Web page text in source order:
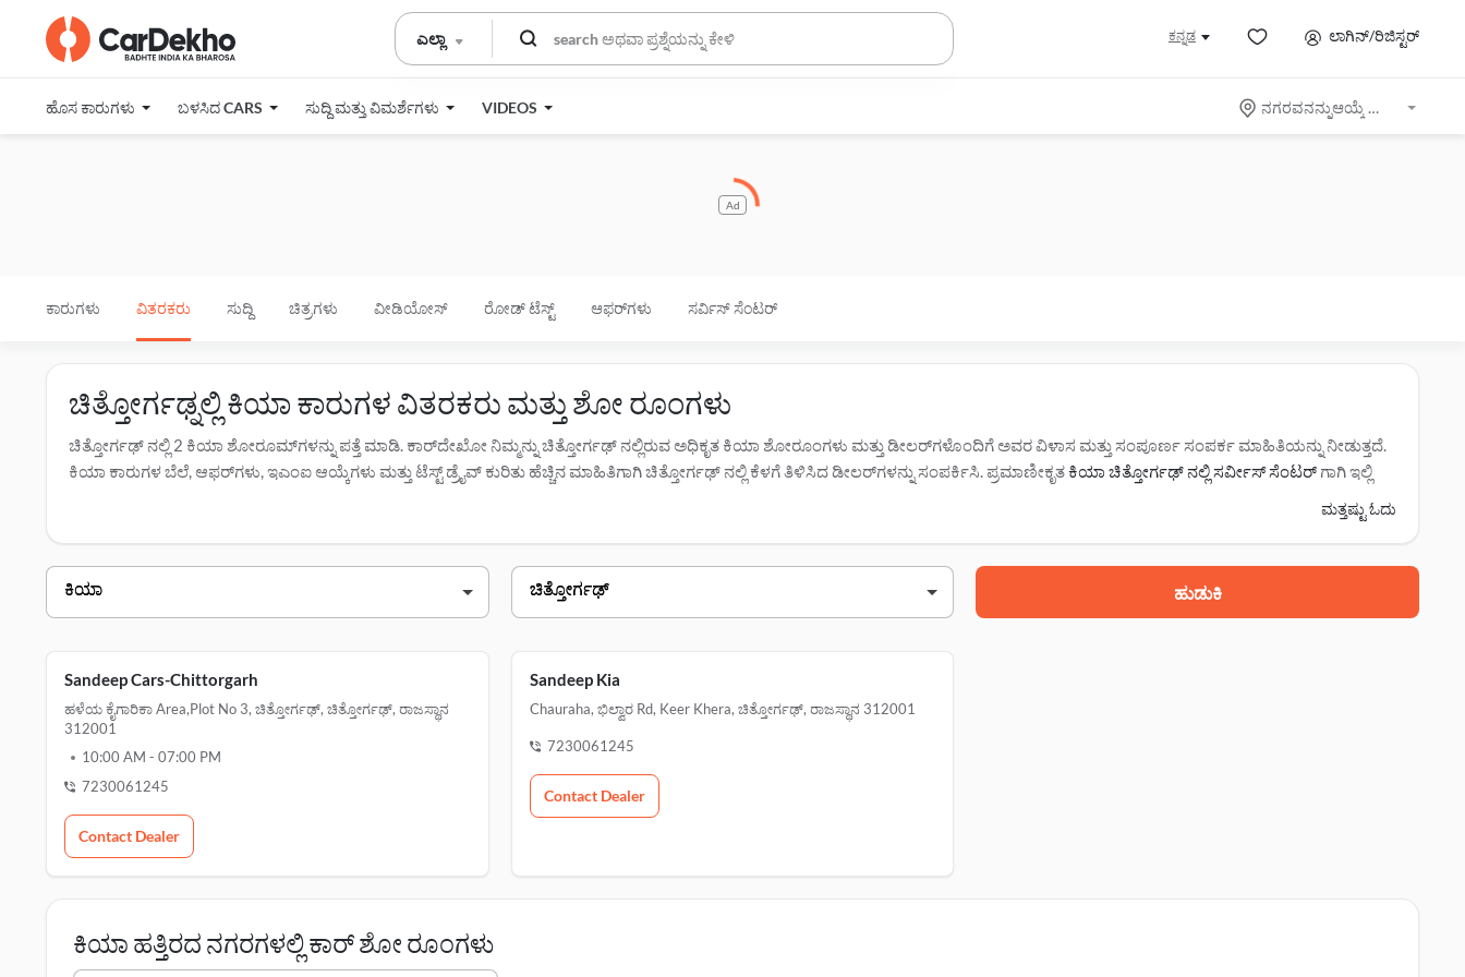
ಎಲ್ಲಾ ಕನ್ನಡ ಲಾಗಿನ್/ರಿಜಿಸ್ಟರ್
ಹೊಸ ಕಾರುಗಳು ಬಳಸಿದ CARS ಸುದ್ದಿ ಮತ್ತು ವಿಮರ್ಶೆಗಳು VIDEOS ನಗರವನನ್ನುಆಯ್ಕೆ ಮಾಡಿ
Ad
ಕಾರುಗಳು ವಿತರಕರು ಸುದ್ದಿ ಚಿತ್ರಗಳು ವೀಡಿಯೋಸ್ ರೋಡ್ ಟೆಸ್ಟ್ ಆಫರ್‌ಗಳು ಸರ್ವಿಸ್ ಸೆಂಟರ್
ಚಿತ್ತೋರ್ಗಢ್ನಲ್ಲಿ ಕಿಯಾ ಕಾರುಗಳ ವಿತರಕರು ಮತ್ತು ಶೋ ರೂಂಗಳು
ಚಿತ್ತೋರ್ಗಢ್ ನಲ್ಲಿ 2 ಕಿಯಾ ಶೋರೂಮ್‌ಗಳನ್ನು ಪತ್ತೆ ಮಾಡಿ. ಕಾರ್‌ದೇಖೋ ನಿಮ್ಮನ್ನು ಚಿತ್ತೋರ್ಗಢ್ ನಲ್ಲಿರುವ ಅಧಿಕೃತ ಕಿಯಾ ಶೋರೂಂಗಳು ಮತ್ತು ಡೀಲರ್‌ಗಳೊಂದಿಗೆ ಅವರ ವಿಳಾಸ ಮತ್ತು ಸಂಪೂರ್ಣ ಸಂಪರ್ಕ ಮಾಹಿತಿಯನ್ನು ನೀಡುತ್ತದೆ.
ಕಿಯಾ ಕಾರುಗಳ ಬೆಲೆ, ಆಫರ್‌ಗಳು, ಇಎಂಐ ಆಯ್ಕೆಗಳು ಮತ್ತು ಟೆಸ್ಟ್ ಡ್ರೈವ್ ಕುರಿತು ಹೆಚ್ಚಿನ ಮಾಹಿತಿಗಾಗಿ ಚಿತ್ತೋರ್ಗಢ್ ನಲ್ಲಿ ಕೆಳಗೆ ತಿಳಿಸಿದ ಡೀಲರ್‌ಗಳನ್ನು ಸಂಪರ್ಕಿಸಿ. ಪ್ರಮಾಣೀಕೃತಕಿಯಾ ಚಿತ್ತೋರ್ಗಢ್ ನಲ್ಲಿ ಸರ್ವೀಸ್‌ ಸೆಂಟರ್‌ ಗಾಗಿ ಇಲ್ಲಿ
ಡೀಲರ್ ಹೆಸರು ವಿಳಾಸ
sandeep cars-chittorgarh ಹಳೆಯ ಕೈಗಾರಿಕಾ area,plot no 3,, ಚಿತ್ತೋರ್ಗಢ್, ಚಿತ್ತೋರ್ಗಢ್, 312001
sandeep ಕಿಯಾ
ಮತ್ತಷ್ಟು ಓದು
ಹುಡುಕಿ
Sandeep Cars-Chittorgarh
ಹಳೆಯ ಕೈಗಾರಿಕಾ Area,plot No 3, ಚಿತ್ತೋರ್ಗಢ್, ಚಿತ್ತೋರ್ಗಢ್, ರಾಜಸ್ಥಾನ
312001
10:00 AM - 07:00 PM
7230061245
Contact Dealer
Sandeep Kia
Chauraha, ಭಿಲ್ವಾರ Rd, Keer Khera, ಚಿತ್ತೋರ್ಗಢ್, ರಾಜಸ್ಥಾನ 312001
7230061245
Contact Dealer
ಕಿಯಾ ಹತ್ತಿರದ ನಗರಗಳಲ್ಲಿ ಕಾರ್ ಶೋ ರೂಂಗಳು